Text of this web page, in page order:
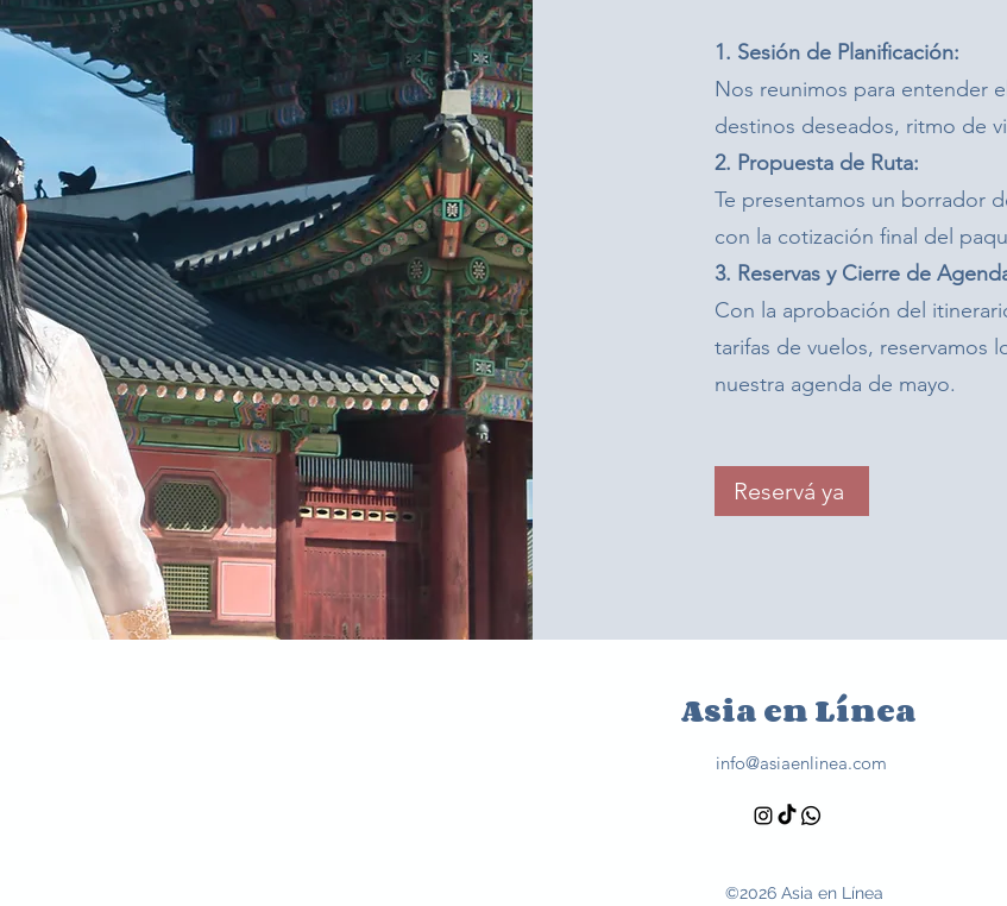
1. Sesión de Planificación:
Nos reunimos para entender
destinos deseados, ritmo de
2. Propuesta de Ruta:
Te presentamos un borrador
con la cotización final del
3. Reservas y Cierre de
Con la aprobación del
tarifas de vuelos, reservamos
nuestra agenda de mayo.
Reservá ya
Asia en Línea
info@asiaenlinea.com
©2026 Asia en Línea